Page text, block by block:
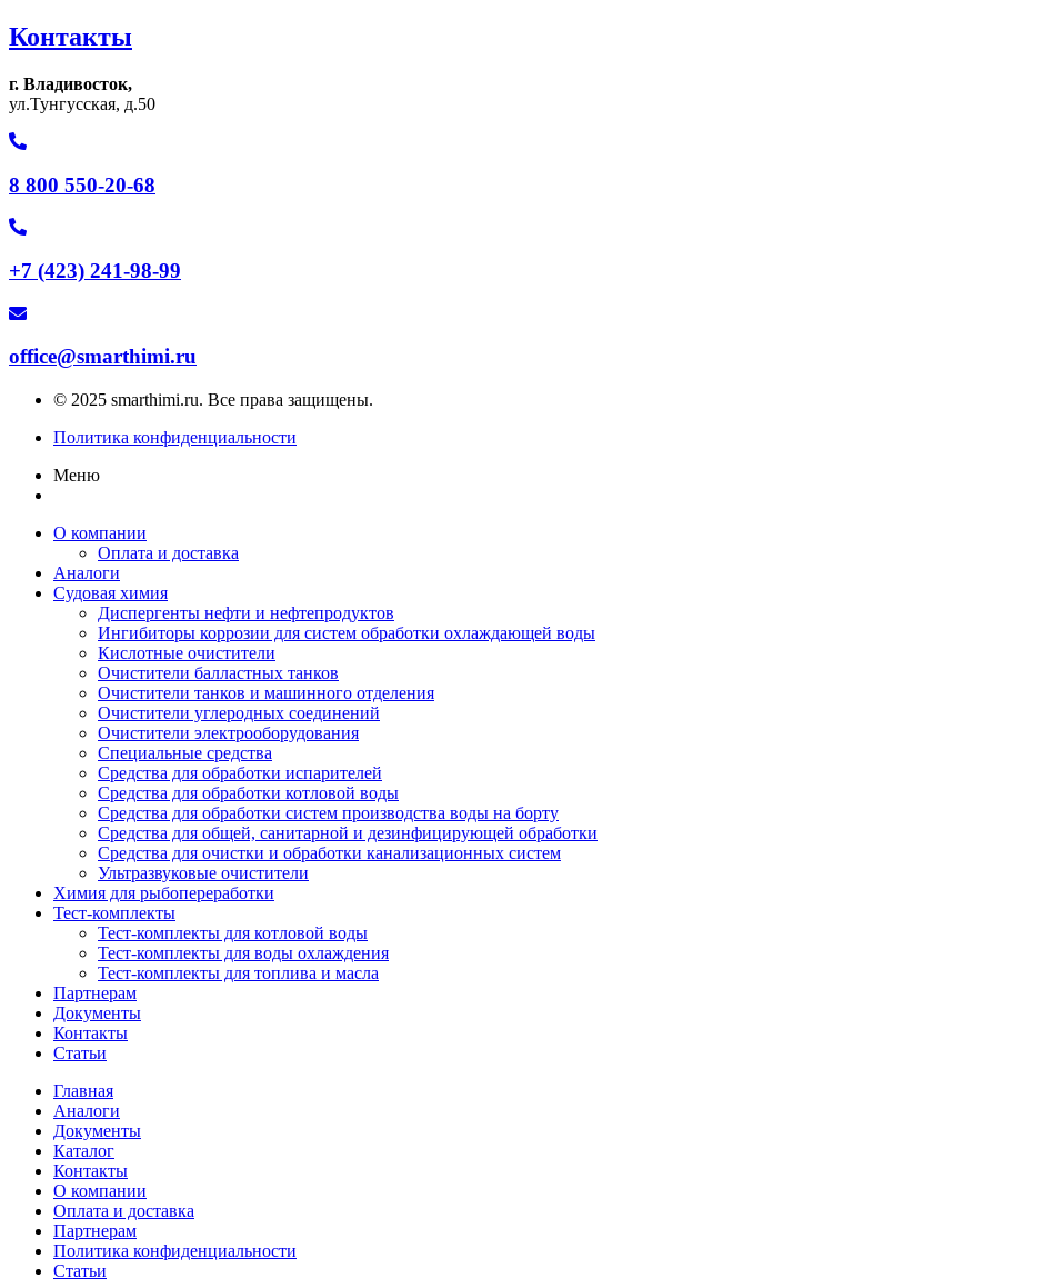
Контакты
г. Владивосток,
ул.Тунгусская, д.50
8 800 550-20-68
+7 (423) 241-98-99
office@smarthimi.ru
© 2025 smarthimi.ru. Все права защищены.
Политика конфиденциальности
Меню
О компании
Оплата и доставка
Аналоги
Судовая химия
Диспергенты нефти и нефтепродуктов
Ингибиторы коррозии для систем обработки охлаждающей воды
Кислотные очистители
Очистители балластных танков
Очистители танков и машинного отделения
Очистители углеродных соединений
Очистители электрооборудования
Специальные средства
Средства для обработки испарителей
Средства для обработки котловой воды
Средства для обработки систем производства воды на борту
Средства для общей, санитарной и дезинфицирующей обработки
Средства для очистки и обработки канализационных систем
Ультразвуковые очистители
Химия для рыбопереработки
Тест-комплекты
Тест-комплекты для котловой воды
Тест-комплекты для воды охлаждения
Тест-комплекты для топлива и масла
Партнерам
Документы
Контакты
Статьи
Главная
Аналоги
Документы
Каталог
Контакты
О компании
Оплата и доставка
Партнерам
Политика конфиденциальности
Статьи